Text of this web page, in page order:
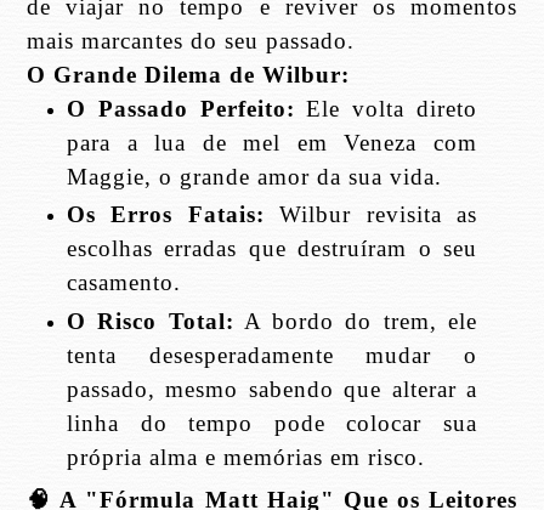
de viajar no tempo e reviver os momentos
mais marcantes do seu passado.
O Grande Dilema de Wilbur:
O Passado Perfeito: Ele volta direto
para a lua de mel em Veneza com
Maggie, o grande amor da sua vida.
Os Erros Fatais: Wilbur revisita as
escolhas erradas que destruíram o seu
casamento.
O Risco Total: A bordo do trem, ele
tenta desesperadamente mudar o
passado, mesmo sabendo que alterar a
linha do tempo pode colocar sua
própria alma e memórias em risco.
🧠 A "Fórmula Matt Haig" Que os Leitores